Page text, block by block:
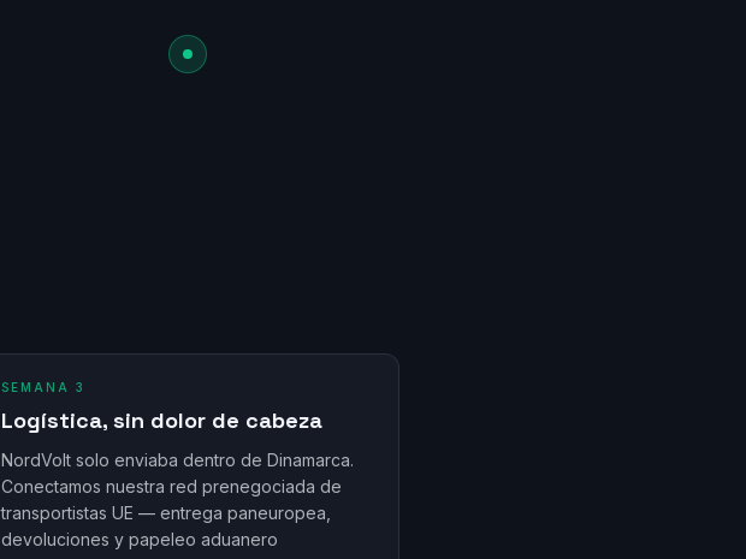
SEMANA 3
Logística, sin dolor de cabeza
NordVolt solo enviaba dentro de Dinamarca.
Conectamos nuestra red prenegociada de
transportistas UE — entrega paneuropea,
devoluciones y papeleo aduanero